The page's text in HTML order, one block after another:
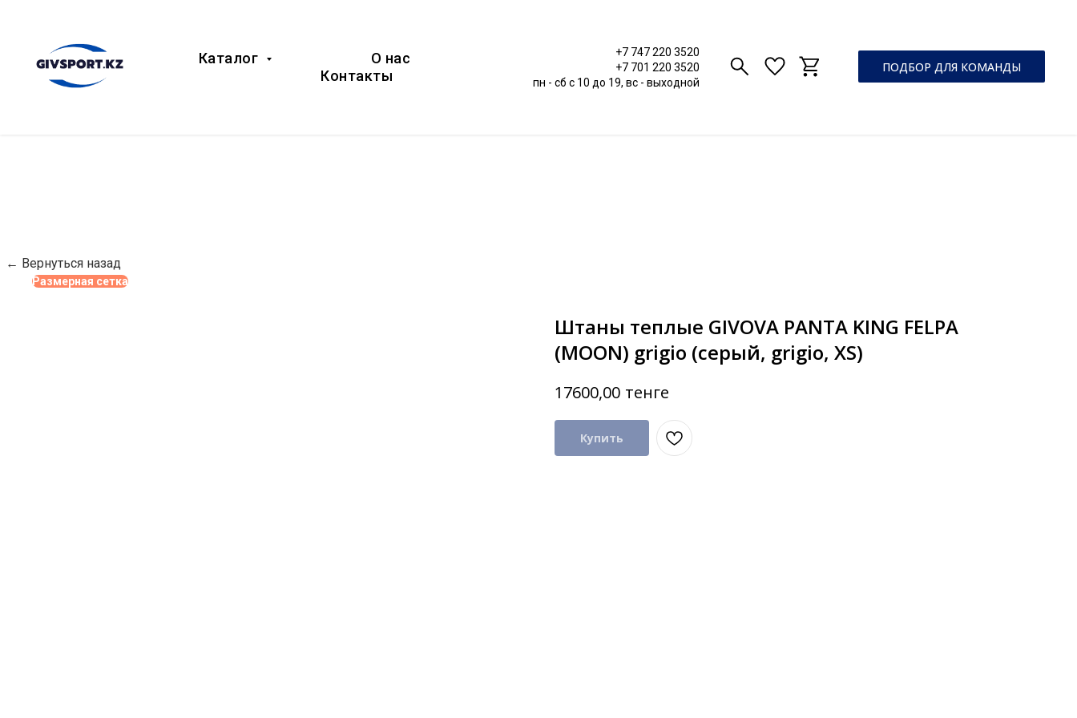
Каталог
О нас
Контакты
+7 747 220 3520
+7 701 220 3520
пн - сб c 10 до 19, вс - выходной
ПОДБОР ДЛЯ КОМАНДЫ
← Вернуться назад
Размерная сетка
Штаны теплые GIVOVA PANTA KING FELPA
(MOON) grigio (серый, grigio, XS)
17600,00 тенге
Купить